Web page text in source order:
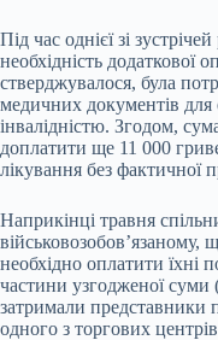
Під час однієї зі
необхідність
стверджувалося, була
медичних документів
інвалідністю. Згодом,
доплатити ще 11 000
лікування без фактичної
Наприкінці травня
військовозобов’язаному,
необхідно оплатити їхні
частини узгодженої
затримали представники
одного з торгових